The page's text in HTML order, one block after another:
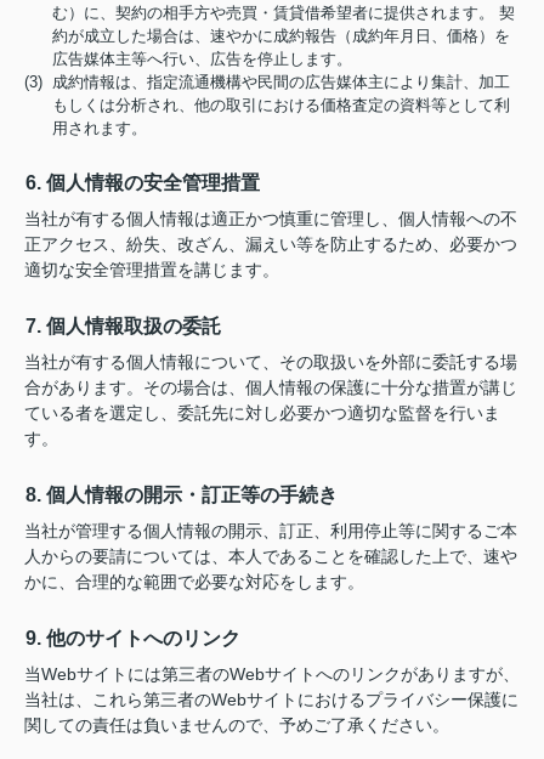
む）に、契約の相手方や売買・賃貸借希望者に提供されます。 契
約が成立した場合は、速やかに成約報告（成約年月日、価格）を
広告媒体主等へ行い、広告を停止します。
(3) 成約情報は、指定流通機構や民間の広告媒体主により集計、加工
もしくは分析され、他の取引における価格査定の資料等として利
用されます。
6. 個人情報の安全管理措置
当社が有する個人情報は適正かつ慎重に管理し、個人情報への不
正アクセス、紛失、改ざん、漏えい等を防止するため、必要かつ
適切な安全管理措置を講じます。
7. 個人情報取扱の委託
当社が有する個人情報について、その取扱いを外部に委託する場
合があります。その場合は、個人情報の保護に十分な措置が講じ
ている者を選定し、委託先に対し必要かつ適切な監督を行いま
す。
8. 個人情報の開示・訂正等の手続き
当社が管理する個人情報の開示、訂正、利用停止等に関するご本
人からの要請については、本人であることを確認した上で、速や
かに、合理的な範囲で必要な対応をします。
9. 他のサイトへのリンク
当Webサイトには第三者のWebサイトへのリンクがありますが、
当社は、これら第三者のWebサイトにおけるプライバシー保護に
関しての責任は負いませんので、予めご了承ください。